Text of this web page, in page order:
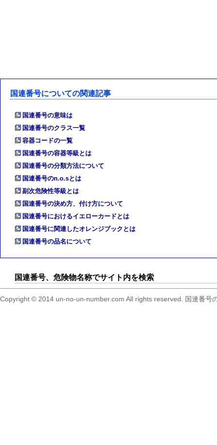
国連番号についての関連記事
国連番号の意味は
国連番号のクラス一覧
容器コードの一覧
国連番号の容器等級とは
国連番号の分類方法について
国連番号のn.o.sとは
副次危険性等級とは
国連番号の決め方、付け方について
国連番号におけるイエローカードとは
国連番号に関連したオレンジブックとは
国連番号の品名について
国連番号、危険物名称でサイト内を検索
Copyright © 2014 un-no-un-number.com All rights reserved. 国連番号